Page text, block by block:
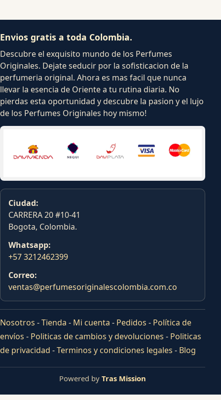
Envios gratis a toda Colombia.
Descubre el exquisito mundo de los Perfumes
Originales. Dejate seducir por la sofisticacion de la
perfumeria original. Ahora es mas facil que nunca
llevar la esencia de Oriente a tu rutina diaria. No
pierdas esta oportunidad y descubre la pasion y el lujo
de los Perfumes Originales hoy mismo!
Ciudad:
CARRERA 20 #10-41
Bogota, Colombia.
Whatsapp:
+57 3212462399
Correo:
ventas@perfumesoriginalescolombia.com.co
Nosotros -Tienda - Mi cuenta - Pedidos - Política de
envíos - Politicas de cambios y devoluciones - Politicas
de privacidad -Terminos y condiciones legales - Blog
Powered by Tras Mission